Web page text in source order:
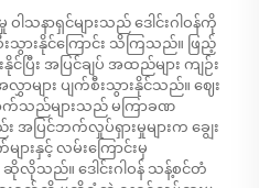
သနာရှင်များသည် ဒေါင်းဂါဝန်ကို
းသွားနိုင်ကြောင်း သိကြသည်။ ဖြည့်
င်ပြီး အပြင်ချပ် အထည်များ ကျဉ်း
များ ပျက်စီးသွားနိုင်သည်။ ဈေး
ောက်သည်များသည် မကြာခဏ
အပြင်ဘက်လှုပ်ရှားမှုများက ချွေး
ားနှင့် လမ်းကြောင်းမှ
လိုသည်။ ဒေါင်းဂါဝန် သန့်စင်တံ